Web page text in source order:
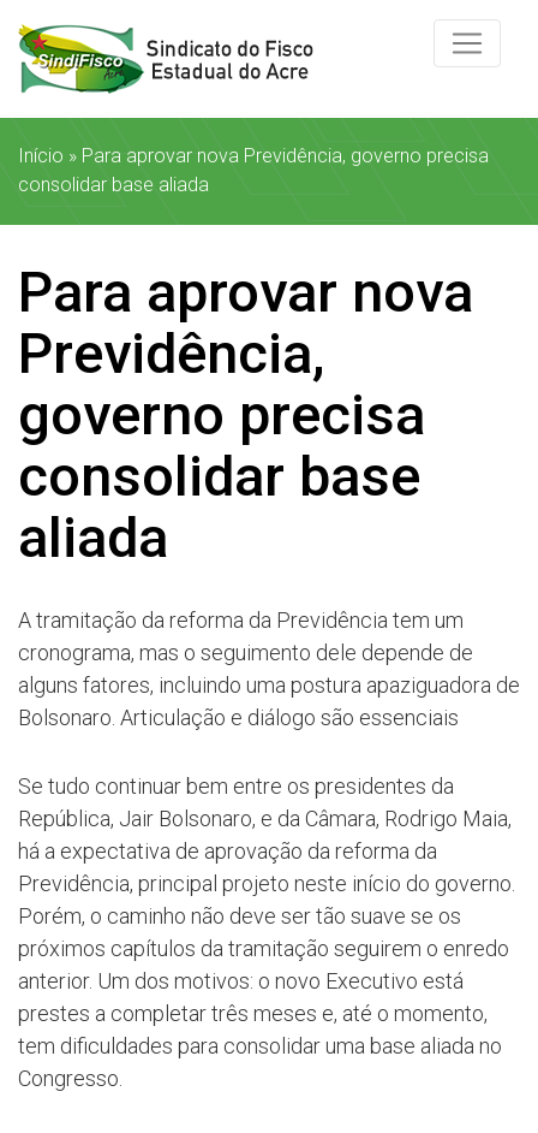
Início » Para aprovar nova Previdência, governo precisa
consolidar base aliada
Para aprovar nova
Previdência,
governo precisa
consolidar base
aliada
A tramitação da reforma da Previdência tem um
cronograma, mas o seguimento dele depende de
alguns fatores, incluindo uma postura apaziguadora de
Bolsonaro. Articulação e diálogo são essenciais
Se tudo continuar bem entre os presidentes da
República, Jair Bolsonaro, e da Câmara, Rodrigo Maia,
há a expectativa de aprovação da reforma da
Previdência, principal projeto neste início do governo.
Porém, o caminho não deve ser tão suave se os
próximos capítulos da tramitação seguirem o enredo
anterior. Um dos motivos: o novo Executivo está
prestes a completar três meses e, até o momento,
tem dificuldades para consolidar uma base aliada no
Congresso.